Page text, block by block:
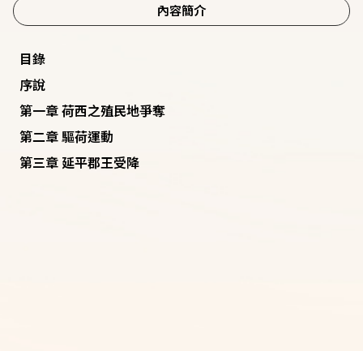
內容簡介
目錄
序說
第一章 荷西之殖民地爭奪
第二章 驅荷運動
第三章 延平郡王受降